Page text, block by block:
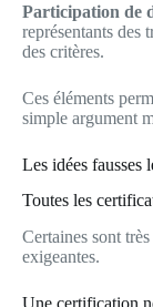
Participation de
représentants des
des critères.
Ces éléments
simple argument
Les idées fausses
Toutes les
Certaines sont
exigeantes.